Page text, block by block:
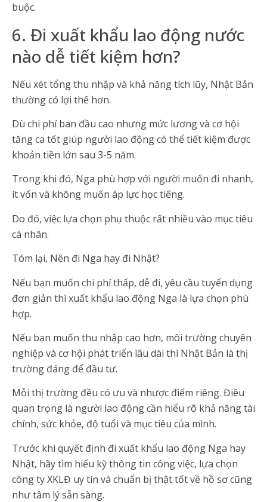
buộc.
6. Đi xuất khẩu lao động nước
nào dễ tiết kiệm hơn?
Nếu xét tổng thu nhập và khả năng tích lũy, Nhật Bản
thường có lợi thế hơn.
Dù chi phí ban đầu cao nhưng mức lương và cơ hội
tăng ca tốt giúp người lao động có thể tiết kiệm được
khoản tiền lớn sau 3-5 năm.
Trong khi đó, Nga phù hợp với người muốn đi nhanh,
ít vốn và không muốn áp lực học tiếng.
Do đó, việc lựa chọn phụ thuộc rất nhiều vào mục tiêu
cá nhân.
Tóm lại, Nên đi Nga hay đi Nhật?
Nếu bạn muốn chi phí thấp, dễ đi, yêu cầu tuyển dụng
đơn giản thì xuất khẩu lao động Nga là lựa chọn phù
hợp.
Nếu bạn muốn thu nhập cao hơn, môi trường chuyên
nghiệp và cơ hội phát triển lâu dài thì Nhật Bản là thị
trường đáng để đầu tư.
Mỗi thị trường đều có ưu và nhược điểm riêng. Điều
quan trọng là người lao động cần hiểu rõ khả năng tài
chính, sức khỏe, độ tuổi và mục tiêu của mình.
Trước khi quyết định đi xuất khẩu lao động Nga hay
Nhật, hãy tìm hiểu kỹ thông tin công việc, lựa chọn
công ty XKLĐ uy tín và chuẩn bị thật tốt về hồ sơ cũng
như tâm lý sẵn sàng.